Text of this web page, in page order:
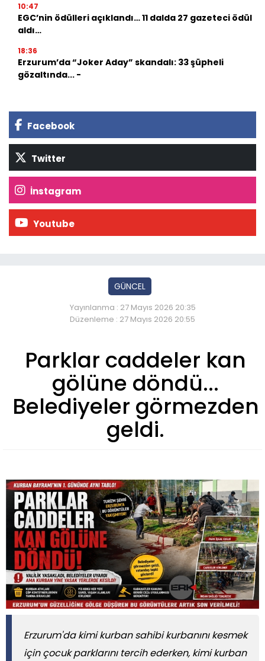
10:47
EGC’nin ödülleri açıklandı… 11 dalda 27 gazeteci ödül
aldı…
18:36
Erzurum’da “Joker Aday” skandalı: 33 şüpheli
gözaltında... -
Facebook
Twitter
İnstagram
Youtube
GÜNCEL
Yayınlanma : 27 Mayıs 2026 20:35
Düzenleme : 27 Mayıs 2026 20:55
Parklar caddeler kan
gölüne döndü...
Belediyeler görmezden
geldi.
Erzurum'da kimi kurban sahibi kurbanını kesmek
için çocuk parklarını tercih ederken, kimi kurban